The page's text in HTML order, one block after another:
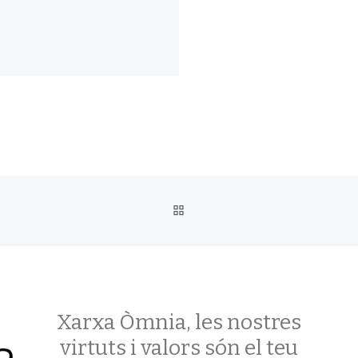
Xarxa Òmnia, les nostres
virtuts i valors són el teu